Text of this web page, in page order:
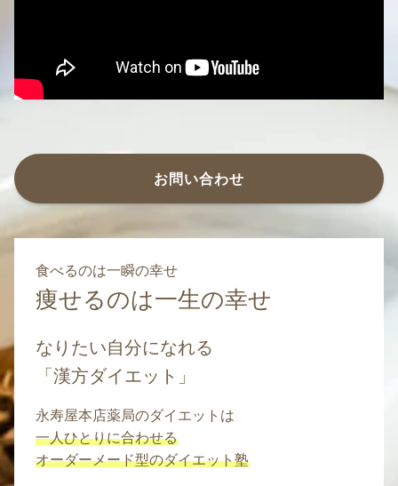
お問い合わせ
食べるのは一瞬の幸せ
痩せるのは一生の幸せ
なりたい自分になれる
「漢方ダイエット」
永寿屋本店薬局のダイエットは
一人ひとりに合わせる
オーダーメード型のダイエット塾